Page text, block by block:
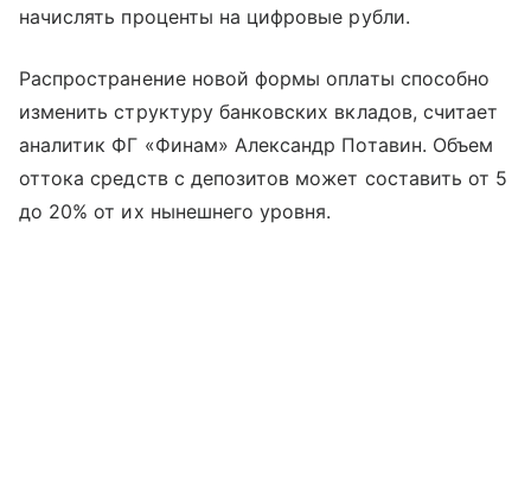
начислять проценты на цифровые рубли.
Распространение новой формы оплаты способно
изменить структуру банковских вкладов, считает
аналитик ФГ «Финам» Александр Потавин. Объем
оттока средств с депозитов может составить от 5
до 20% от их нынешнего уровня.